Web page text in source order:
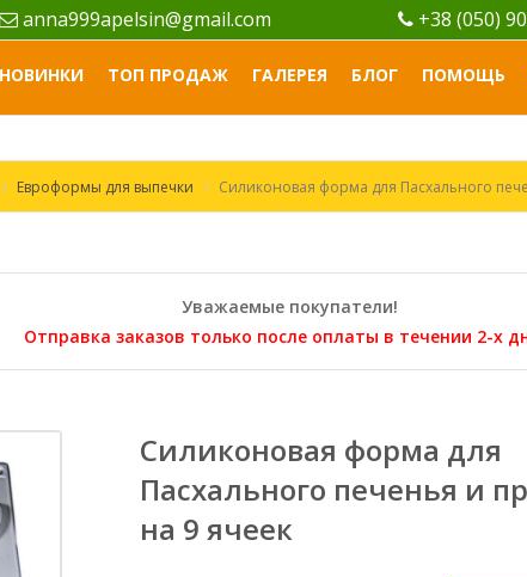
anna999apelsin@gmail.com +38 (050)
НОВИНКИ ТОП ПРОДАЖ ГАЛЕРЕЯ БЛОГ ПОМОЩЬ
Евроформы для выпечки Силиконовая форма для Пасхального
Уважаемые покупатели!
Отправка заказов только после оплаты в течении 2-х
Силиконовая форма для
Пасхального печенья и
на 9 ячеек